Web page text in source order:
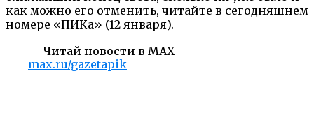
как можно его отменить, читайте в сегодняшнем
номере «ПИКа» (12 января).
Читай новости в MAX
max.ru/gazetapik